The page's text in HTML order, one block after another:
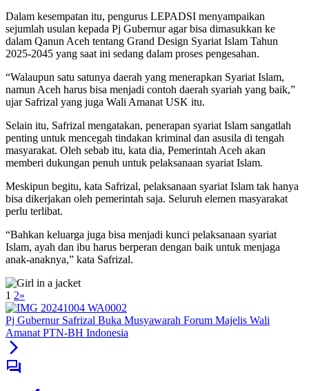
Dalam kesempatan itu, pengurus LEPADSI menyampaikan
sejumlah usulan kepada Pj Gubernur agar bisa dimasukkan ke
dalam Qanun Aceh tentang Grand Design Syariat Islam Tahun
2025-2045 yang saat ini sedang dalam proses pengesahan.
“Walaupun satu satunya daerah yang menerapkan Syariat Islam,
namun Aceh harus bisa menjadi contoh daerah syariah yang baik,”
ujar Safrizal yang juga Wali Amanat USK itu.
Selain itu, Safrizal mengatakan, penerapan syariat Islam sangatlah
penting untuk mencegah tindakan kriminal dan asusila di tengah
masyarakat. Oleh sebab itu, kata dia, Pemerintah Aceh akan
memberi dukungan penuh untuk pelaksanaan syariat Islam.
Meskipun begitu, kata Safrizal, pelaksanaan syariat Islam tak hanya
bisa dikerjakan oleh pemerintah saja. Seluruh elemen masyarakat
perlu terlibat.
“Bahkan keluarga juga bisa menjadi kunci pelaksanaan syariat
Islam, ayah dan ibu harus berperan dengan baik untuk menjaga
anak-anaknya,” kata Safrizal.
1 2»
Pj Gubernur Safrizal Buka Musyawarah Forum Majelis Wali
Amanat PTN-BH Indonesia